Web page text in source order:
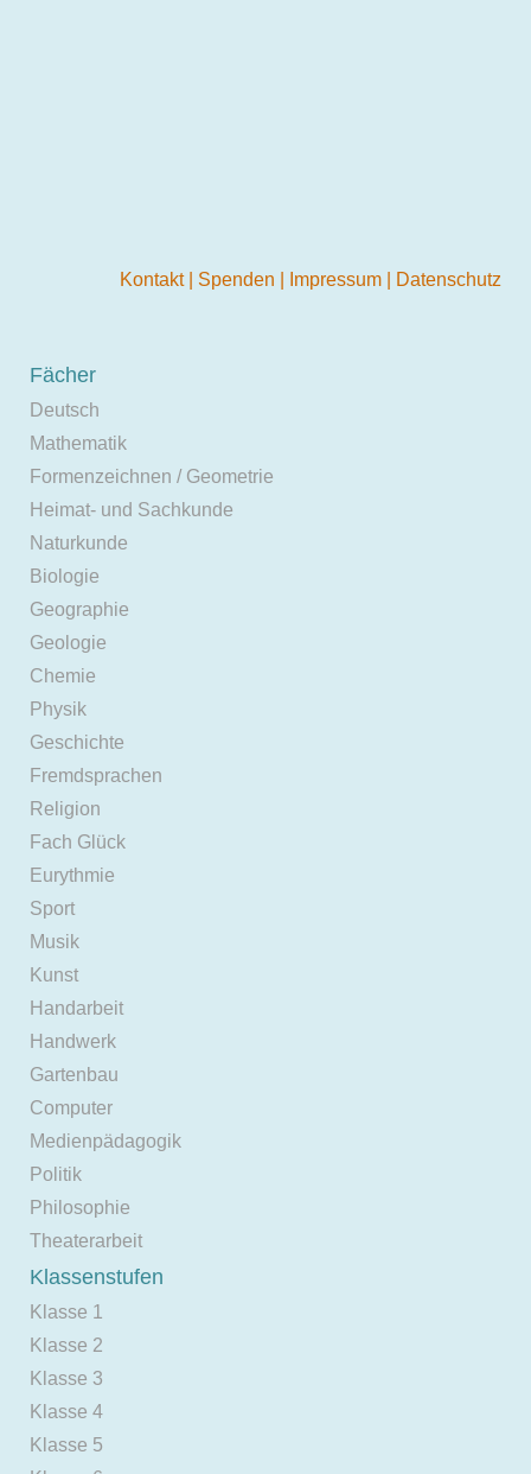
Kontakt Spenden Impressum Datenschutz
Fächer
Deutsch
Mathematik
Formenzeichnen / Geometrie
Heimat- und Sachkunde
Naturkunde
Biologie
Geographie
Geologie
Chemie
Physik
Geschichte
Fremdsprachen
Religion
Fach Glück
Eurythmie
Sport
Musik
Kunst
Handarbeit
Handwerk
Gartenbau
Computer
Medienpädagogik
Politik
Philosophie
Theaterarbeit
Klassenstufen
Klasse 1
Klasse 2
Klasse 3
Klasse 4
Klasse 5